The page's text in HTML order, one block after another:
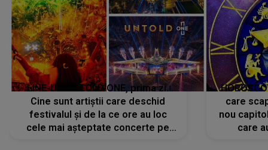
LINE-UP UNTOLD ONE, prima zi.
Cine sunt artiștii care deschid
festivalul și de la ce ore au loc
cele mai așteptate concerte pe
care
nou
care